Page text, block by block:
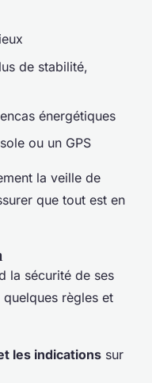
de stabilité,
énergétiques
ou un GPS
la veille de
que tout est en
la sécurité de ses
règles et
les indications sur